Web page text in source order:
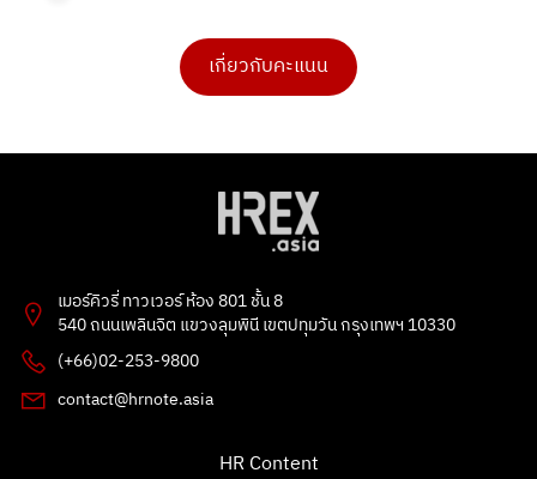
ดร.เบ็ญจวรรณ บุญใจเพ็ชร
3 คะแนน
kitbowon srimai
2 คะแนน
1 คะแนน
ดร.เบ็ญจวรรณ บุญใจเพ็ชร
1 คะแนน
G
1 คะแนน
1 คะแนน
เกี่ยวกับคะแนน
เมอร์คิวรี่ ทาวเวอร์ ห้อง 801 ชั้น 8
540 ถนนเพลินจิต แขวงลุมพินี เขตปทุมวัน กรุงเทพฯ 10330
(+66)02-253-9800
contact@hrnote.asia
HR Content